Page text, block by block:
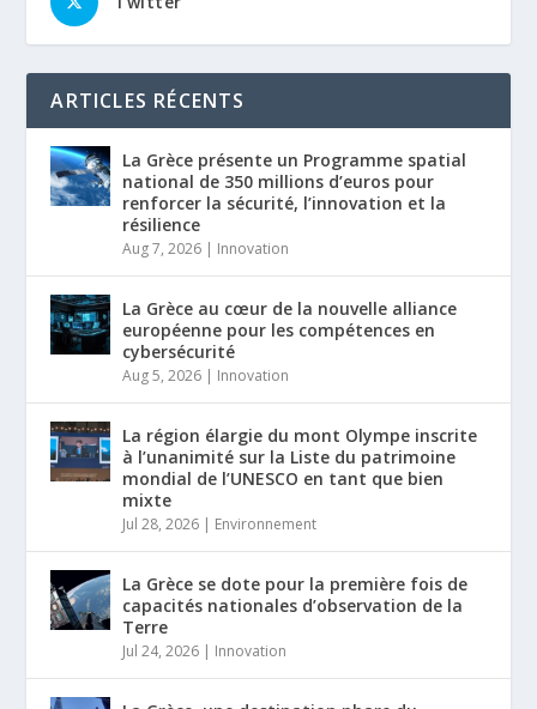
ARTICLES RÉCENTS
La Grèce présente un Programme spatial
national de 350 millions d’euros pour
renforcer la sécurité, l’innovation et la
résilience
Aug 7, 2026 | Innovation
La Grèce au cœur de la nouvelle alliance
européenne pour les compétences en
cybersécurité
Aug 5, 2026 | Innovation
La région élargie du mont Olympe inscrite
à l’unanimité sur la Liste du patrimoine
mondial de l’UNESCO en tant que bien
mixte
Jul 28, 2026 | Environnement
La Grèce se dote pour la première fois de
capacités nationales d’observation de la
Terre
Jul 24, 2026 | Innovation